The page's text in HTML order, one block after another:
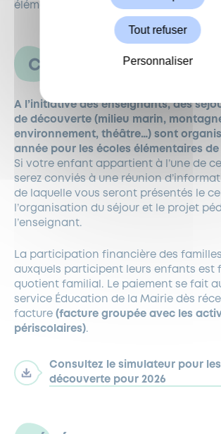
élémentaires.
CLASSES DE
A l’initiative des enseignants, des
de découverte (milieu marin,
environnement, théâtre…) sont
année pour les écoles élémentaires de
Si votre enfant appartient à l’une de
serez conviés à une réunion
de laquelle vous seront présentés le
l’organisation du séjour et le projet
l’enseignant.
La participation financière des
auxquels participent leurs enfants est
quotient familial. Le paiement se fait
service Éducation de la Mairie dès
facture (facture groupée avec les
périscolaires).
Consultez le simulateur pour
découverte pour 2026
Tout refuser
Personnaliser